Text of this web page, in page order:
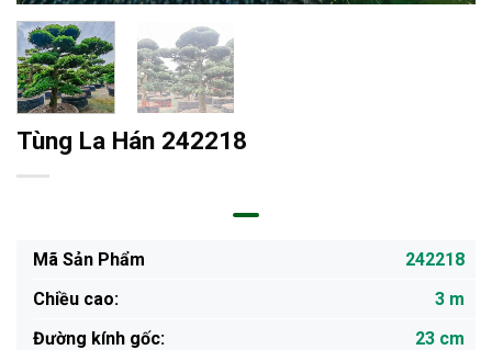
Tùng La Hán 242218
Mã Sản Phẩm
242218
Chiều cao:
3 m
Đường kính gốc:
23 cm